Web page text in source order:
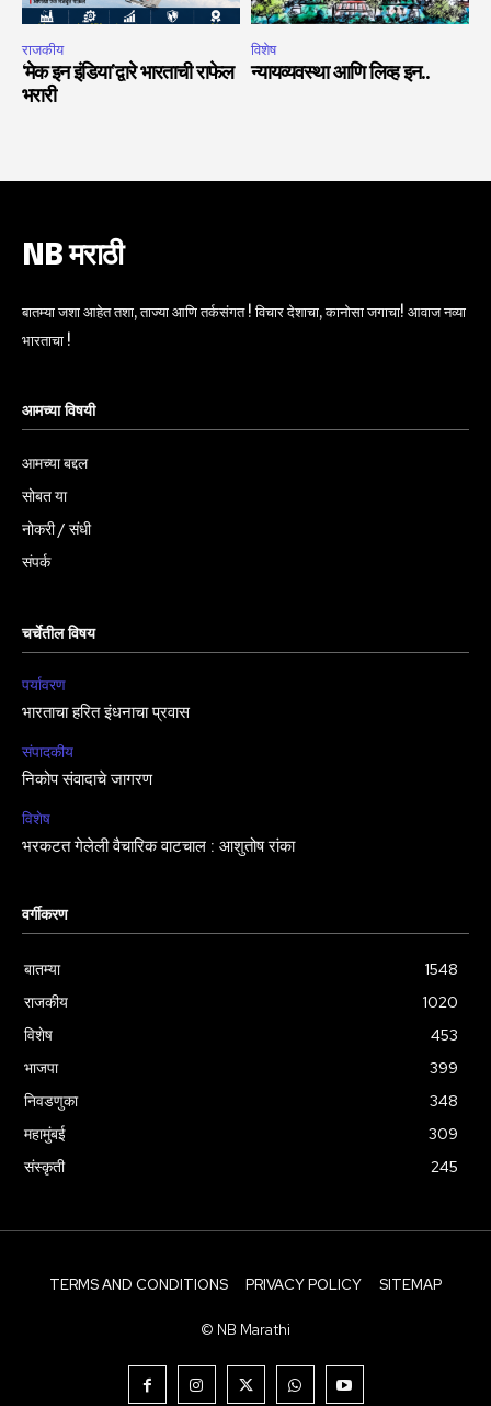
राजकीय
‘मेक इन इंडिया’द्वारे भारताची राफेल
भरारी
विशेष
न्यायव्यवस्था आणि लिव्ह इन..
NB मराठी
बातम्या जशा आहेत तशा, ताज्या आणि तर्कसंगत ! विचार देशाचा, कानोसा जगाचा! आवाज नव्या
भारताचा !
आमच्या विषयी
आमच्या बद्दल
सोबत या
नोकरी / संधी
संपर्क
चर्चेतील विषय
पर्यावरण
भारताचा हरित इंधनाचा प्रवास
संपादकीय
निकोप संवादाचे जागरण
विशेष
भरकटत गेलेली वैचारिक वाटचाल : आशुतोष रांका
वर्गीकरण
बातम्या
1548
राजकीय
1020
विशेष
453
भाजपा
399
निवडणुका
348
महामुंबई
309
संस्कृती
245
TERMS AND CONDITIONS PRIVACY POLICY SITEMAP
© NB Marathi